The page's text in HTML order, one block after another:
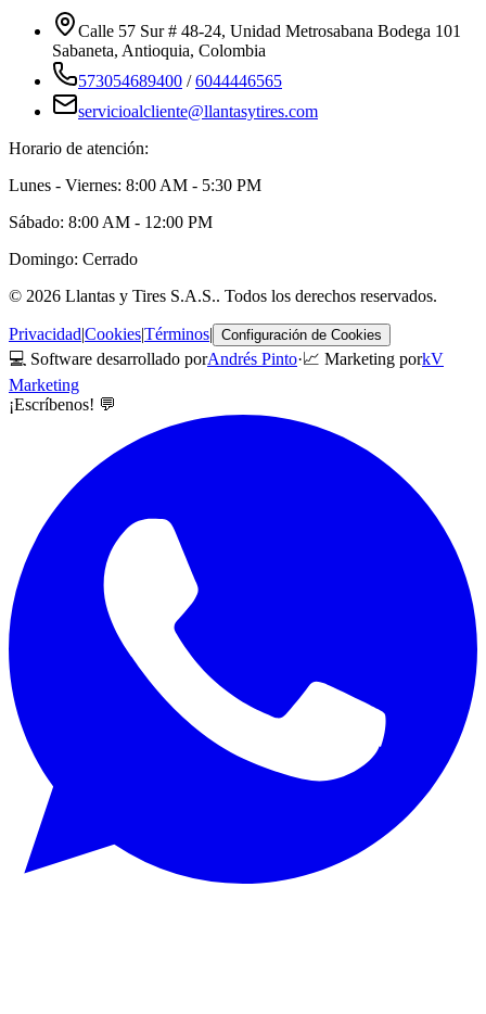
Calle 57 Sur # 48-24, Unidad Metrosabana Bodega 101
Sabaneta, Antioquia, Colombia
573054689400 /6044446565
servicioalcliente@llantasytires.com
Horario de atención:
Lunes - Viernes: 8:00 AM - 5:30 PM
Sábado: 8:00 AM - 12:00 PM
Domingo: Cerrado
© 2026 Llantas y Tires S.A.S.. Todos los derechos reservados.
Privacidad|Cookies|Términos| Configuración de Cookies
💻 Software desarrollado porAndrés Pinto·📈 Marketing porkV
Marketing
¡Escríbenos! 💬